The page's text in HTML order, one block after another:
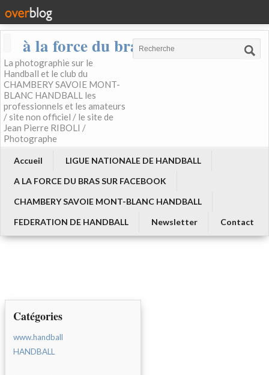
à la force du bras
La photographie sur le
Handball et le club du
CHAMBERY SAVOIE MONT-
BLANC HANDBALL les
professionnels et les amateurs
/ site non officiel / le site de
Jean Pierre RIBOLI /
Photographe
Accueil
LIGUE NATIONALE DE HANDBALL
A LA FORCE DU BRAS SUR FACEBOOK
CHAMBERY SAVOIE MONT-BLANC HANDBALL
FEDERATION DE HANDBALL
Newsletter Contact
Catégories
www.handball
HANDBALL